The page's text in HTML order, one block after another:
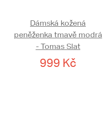
Dámská kožená
peněženka tmavě modrá
- Tomas Slat
999 Kč